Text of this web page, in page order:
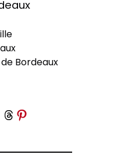
Bordeaux
sur Telegram
Partager sur Threads
Partager sur Pinterest